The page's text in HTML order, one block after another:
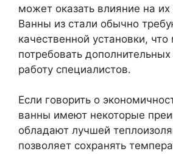
может оказать влияние на их
Ванны из стали обычно
качественной установки,
потребовать дополнительных
работу специалистов.
Если говорить о
ванны имеют некоторые
обладают лучшей
позволяет сохранять